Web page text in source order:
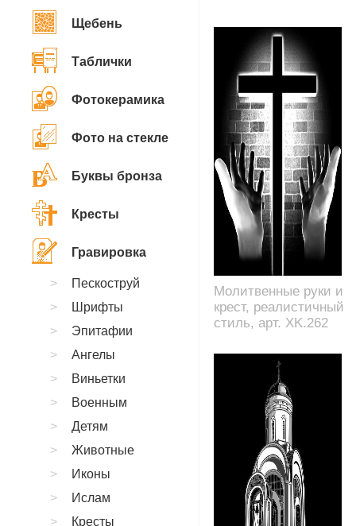
Молитвенные руки и
крест, реалистичный
стиль, арт. XK.262
Щебень
Таблички
Фотокерамика
Фото на стекле
Буквы бронза
Кресты
Гравировка
Пескоструй
Шрифты
Эпитафии
Ангелы
Виньетки
Военным
Детям
Животные
Иконы
Ислам
Кресты